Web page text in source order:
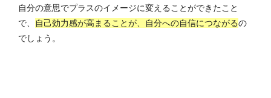
自分の意思でプラスのイメージに変えることができたこと
で、
自己効力感が高まることが、自分への自信につながるの
でしょう。